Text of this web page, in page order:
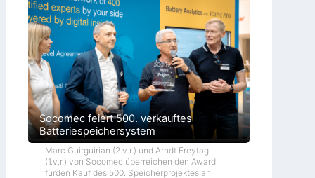
Socomec feiert 500. verkauftes
Batteriespeichersystem
Marc Guirguirian (2.v.r.) und Arndt Freytag
(1.v.r.) von Socomec überreichen den Award
fürden Kauf des 500. Speicherprojektes an